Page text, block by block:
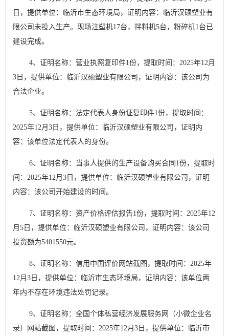
日，提供单位：临沂市生态环境局，证明内容：临沂汉硕塑业有
限公司未投入生产。现场注塑机17台，拌料机5台，粉碎机1台已
建设完成。
4、证明名称：营业执照复印件1份，提取时间：2025年12月
3 日，提供单位：临沂汉硕塑业有限公司，证明内容：该公司为
合法企业。
5、证明名称：法定代表人身份证复印件1份，提取时间：
2025年12月3 日，提供单位：临沂汉硕塑业有限公司，证明内
容：该单位法定代表人的身份。
6、证明名称：当事人提供的生产设备购买合同 1份，提取时
间：2025年12月3 日，提供单位：临沂汉硕塑业有限公司，证明
内容：该公司开始建设的时间。
7、证明名称：资产价格评估报告1份，提取时间：2025年12
月5 日，提供单位：临沂汉硕塑业有限公司，证明内容：该公司
投资额为5401550元。
8、证明名称：信用中国评价网站截图，提取时间：2025年
12月3 日，提供单位：临沂市生态环境局，证明内容：该单位两
年内不存在环境违法处罚记录。
9、证明名称：全国个体私营经济发展服务网（小微企业名
录）网站截图，提取时间：2025年12月3 日，提供单位：临沂市